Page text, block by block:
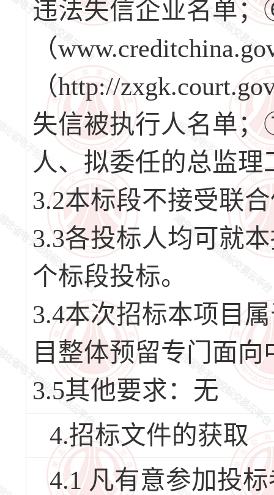
违法失信企业名单
（
（http://
失信被执行人名单
人、拟委任的总监
3.2本标段不接受联
3.3各投标人均可就
个标段投标。
3.4本次招标本项目
目整体预留专门面
3.5其他要求：无
4.招标文件的获取
4.1 凡有意参加投